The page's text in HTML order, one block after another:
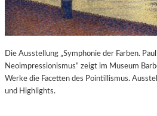
Die Ausstellung „Symphonie der Farben.
Neoimpressionismus“ zeigt im Museum
Werke die Facetten des Pointillismus.
und Highlights.